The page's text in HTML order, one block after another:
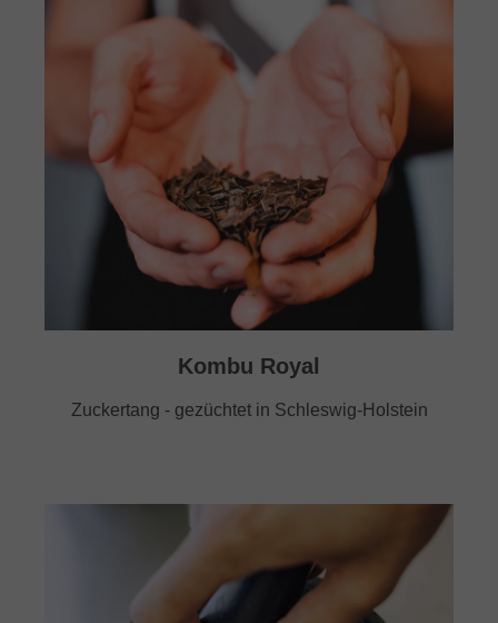
Kombu Royal
Zuckertang - gezüchtet in Schleswig-Holstein